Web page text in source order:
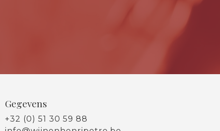
Gegevens
+32 (0) 51 30 59 88